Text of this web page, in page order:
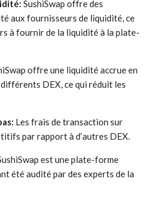
SushiSwap offre des
aux fournisseurs de liquidité, ce
à fournir de la liquidité à la plate-
offre une liquidité accrue en
DEX, ce qui réduit les
Les frais de transaction sur
par rapport à d’autres DEX.
est une plate-forme
été audité par des experts de la